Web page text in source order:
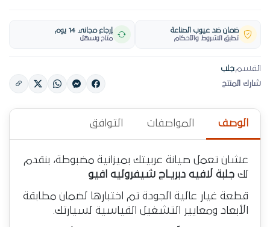
ضمان ضد عيوب الصناعة
تطبق الشروط والأحكام
إرجاع مجاني 14 يوم
متاح وسهل
القسم:جلب
شارك المنتج
الوصف المواصفات التوافق
عشان تعمل صيانة عربيتك بميزانية مضبوطة، بنقدم
لك جلبة لافيه دبريـاج شيفروليه افيو
قطعة غيار عالية الجودة تم اختبارها لضمان مطابقة
الأبعاد ومعايير التشغيل القياسية لسيارتك.